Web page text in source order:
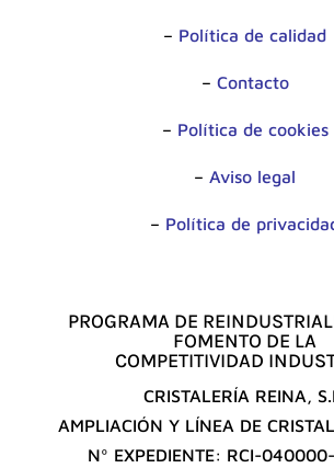
– Política de calidad
– Contacto
– Política de cookies
–Aviso legal
– Política de
PROGRAMA DE
FOMENTO DE LA
COMPETITIVIDAD
CRISTALERÍA REINA,
AMPLIACIÓN Y LÍNEA DE
Nº EXPEDIENTE: RCI-